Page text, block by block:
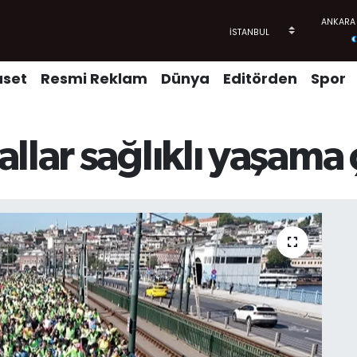
Resmi Reklam Dünya Editörden Spor
sağlıklı